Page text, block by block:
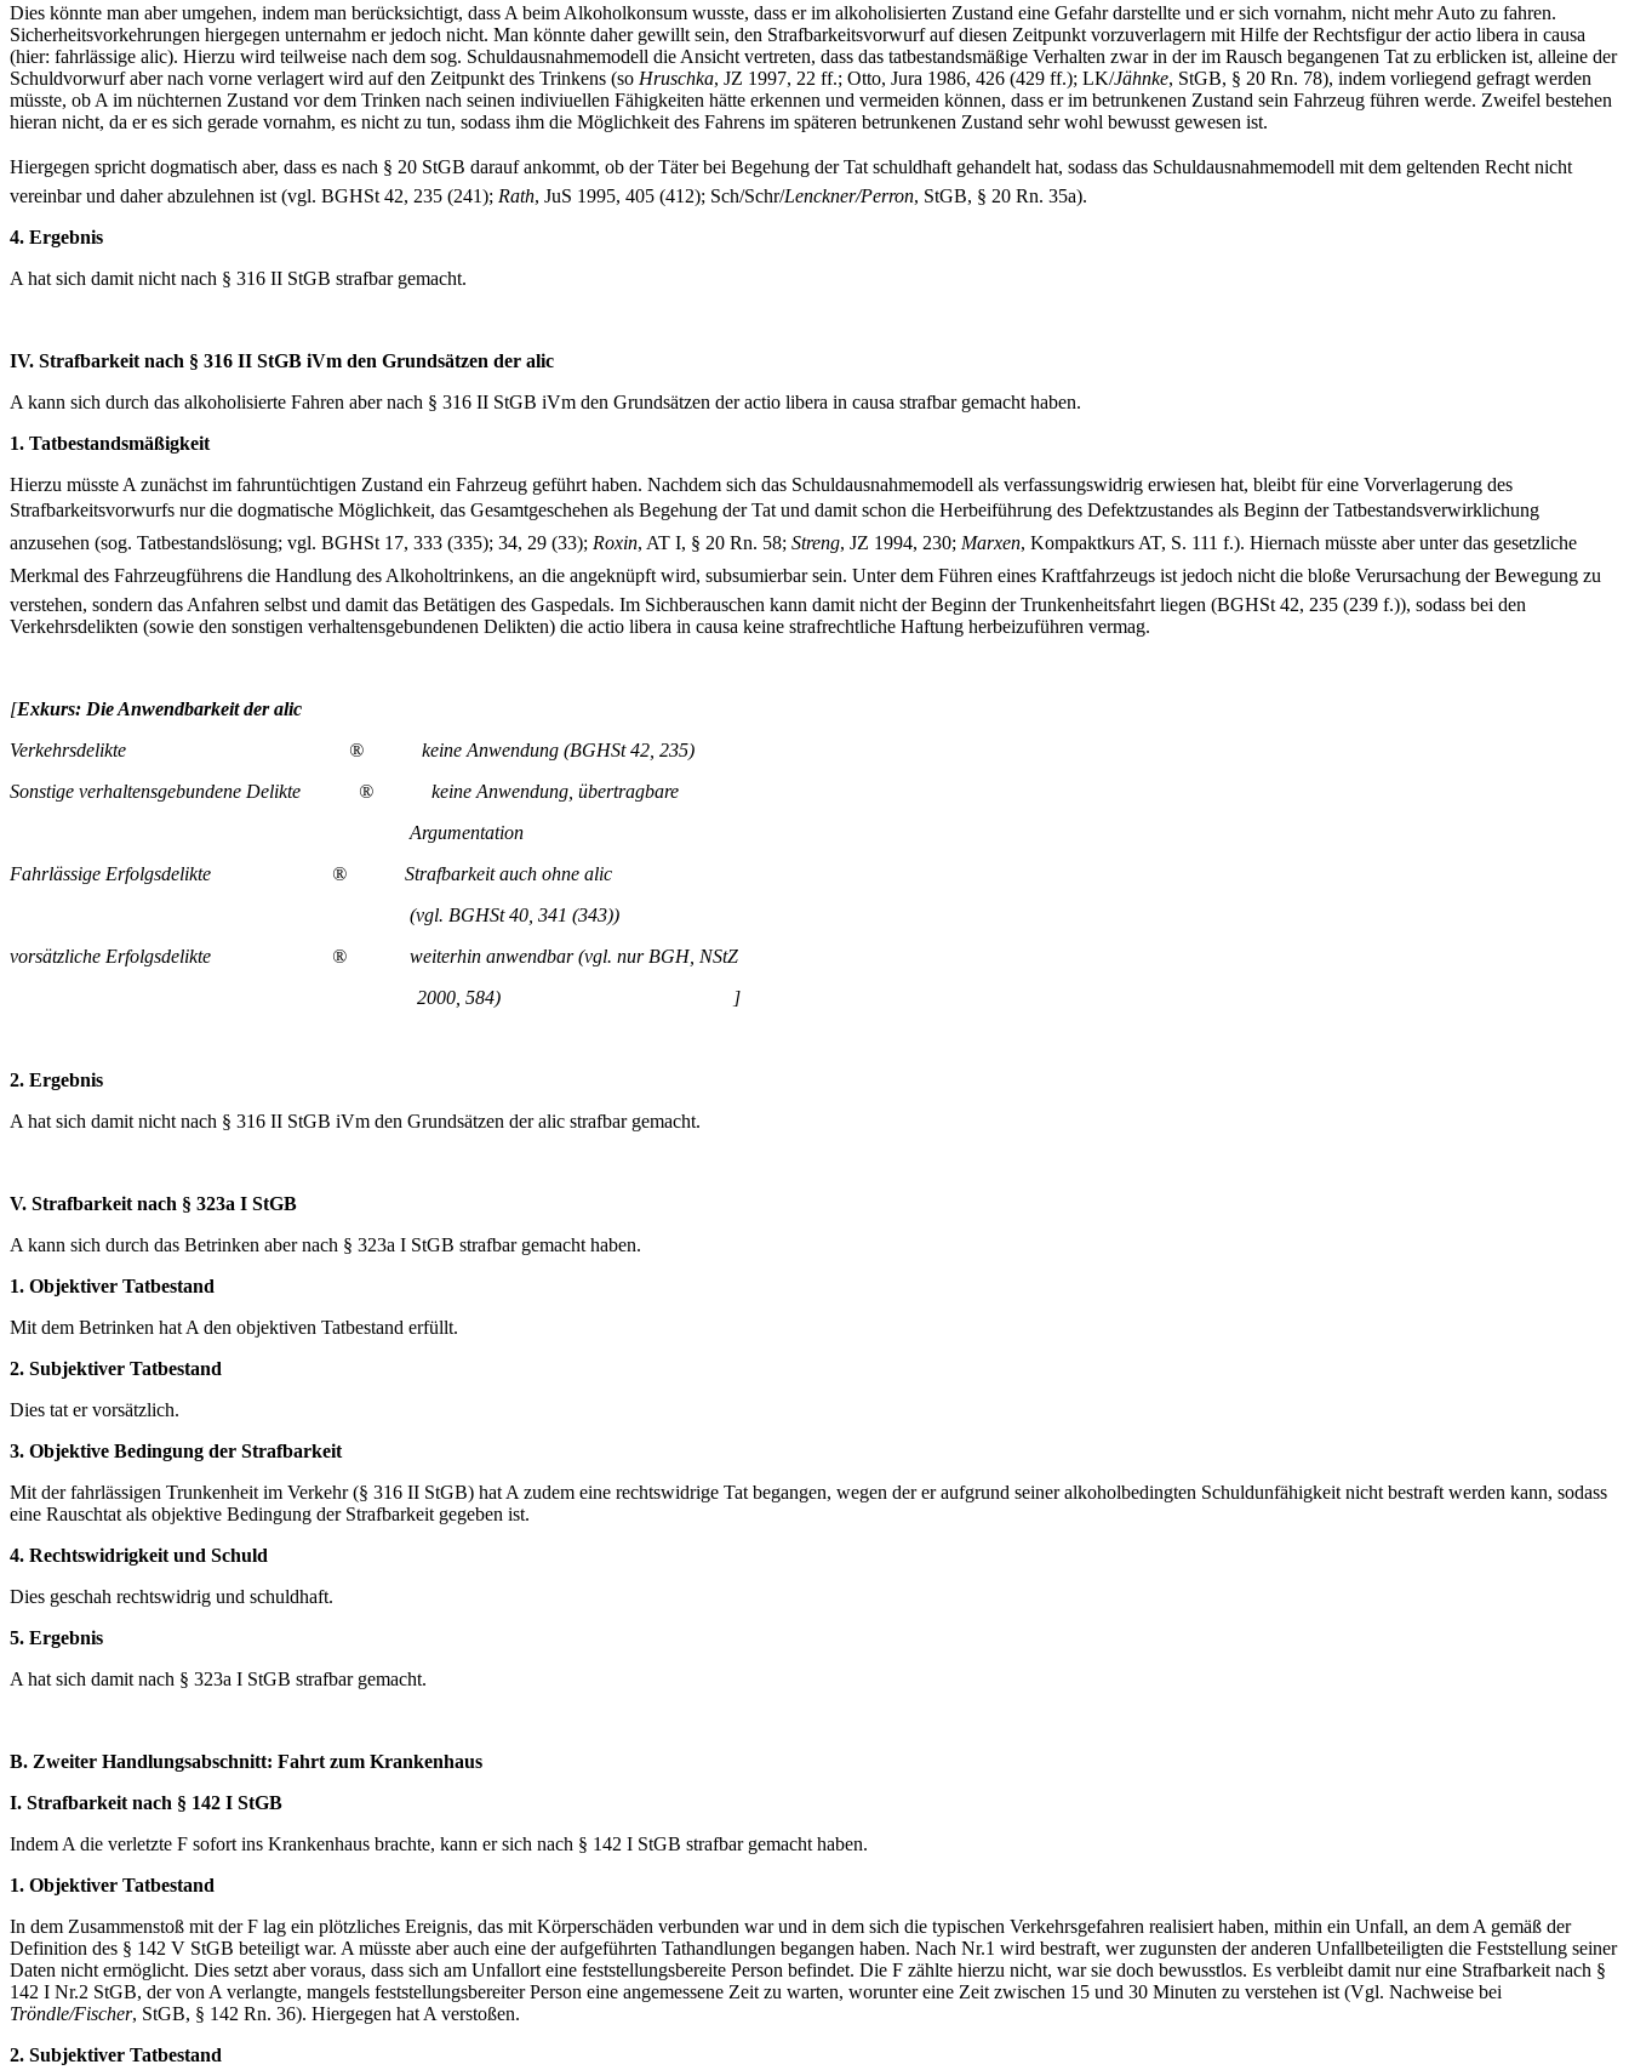
Dies könnte man aber umgehen, indem man berücksichtigt, dass A beim Alkoholkonsum wusste, dass er im alkoholisierten Zustand eine Gefahr darstellte und er sich vornahm, nicht mehr Auto zu fahren.
Sicherheitsvorkehrungen hiergegen unternahm er jedoch nicht. Man könnte daher gewillt sein, den Strafbarkeitsvorwurf auf diesen Zeitpunkt vorzuverlagern mit Hilfe der Rechtsfigur der actio libera in causa
(hier: fahrlässige alic). Hierzu wird teilweise nach dem sog. Schuldausnahmemodell die Ansicht vertreten, dass das tatbestandsmäßige Verhalten zwar in der im Rausch begangenen Tat zu erblicken ist, alleine der
Schuldvorwurf aber nach vorne verlagert wird auf den Zeitpunkt des Trinkens (so Hruschka, JZ 1997, 22 ff.; Otto, Jura 1986, 426 (429 ff.); LK/Jähnke, StGB, § 20 Rn. 78), indem vorliegend gefragt werden
müsste, ob A im nüchternen Zustand vor dem Trinken nach seinen indiviuellen Fähigkeiten hätte erkennen und vermeiden können, dass er im betrunkenen Zustand sein Fahrzeug führen werde. Zweifel bestehen
hieran nicht, da er es sich gerade vornahm, es nicht zu tun, sodass ihm die Möglichkeit des Fahrens im späteren betrunkenen Zustand sehr wohl bewusst gewesen ist.
Hiergegen spricht dogmatisch aber, dass es nach § 20 StGB darauf ankommt, ob der Täter bei Begehung der Tat schuldhaft gehandelt hat, sodass das Schuldausnahmemodell mit dem geltenden Recht nicht
vereinbar und daher abzulehnen ist (vgl. BGHSt 42, 235 (241); Rath, JuS 1995, 405 (412); Sch/Schr/Lenckner/Perron, StGB, § 20 Rn. 35a).
4. Ergebnis
A hat sich damit nicht nach § 316 II StGB strafbar gemacht.
IV. Strafbarkeit nach § 316 II StGB iVm den Grundsätzen der alic
A kann sich durch das alkoholisierte Fahren aber nach § 316 II StGB iVm den Grundsätzen der actio libera in causa strafbar gemacht haben.
1. Tatbestandsmäßigkeit
Hierzu müsste A zunächst im fahruntüchtigen Zustand ein Fahrzeug geführt haben. Nachdem sich das Schuldausnahmemodell als verfassungswidrig erwiesen hat, bleibt für eine Vorverlagerung des
Strafbarkeitsvorwurfs nur die dogmatische Möglichkeit, das Gesamtgeschehen als Begehung der Tat und damit schon die Herbeiführung des Defektzustandes als Beginn der Tatbestandsverwirklichung
anzusehen (sog. Tatbestandslösung; vgl. BGHSt 17, 333 (335); 34, 29 (33); Roxin, AT I, § 20 Rn. 58; Streng, JZ 1994, 230; Marxen, Kompaktkurs AT, S. 111 f.). Hiernach müsste aber unter das gesetzliche
Merkmal des Fahrzeugführens die Handlung des Alkoholtrinkens, an die angeknüpft wird, subsumierbar sein. Unter dem Führen eines Kraftfahrzeugs ist jedoch nicht die bloße Verursachung der Bewegung zu
verstehen, sondern das Anfahren selbst und damit das Betätigen des Gaspedals. Im Sichberauschen kann damit nicht der Beginn der Trunkenheitsfahrt liegen (BGHSt 42, 235 (239 f.)), sodass bei den
Verkehrsdelikten (sowie den sonstigen verhaltensgebundenen Delikten) die actio libera in causa keine strafrechtliche Haftung herbeizuführen vermag.
[Exkurs: Die Anwendbarkeit der alic
Verkehrsdelikte
®
keine Anwendung (BGHSt 42, 235)
Sonstige verhaltensgebundene Delikte
®
keine Anwendung, übertragbare
Argumentation
Fahrlässige Erfolgsdelikte
®
Strafbarkeit auch ohne alic
(vgl. BGHSt 40, 341 (343))
vorsätzliche Erfolgsdelikte
®
weiterhin anwendbar (vgl. nur BGH, NStZ
2000, 584)
]
2. Ergebnis
A hat sich damit nicht nach § 316 II StGB iVm den Grundsätzen der alic strafbar gemacht.
V. Strafbarkeit nach § 323a I StGB
A kann sich durch das Betrinken aber nach § 323a I StGB strafbar gemacht haben.
1. Objektiver Tatbestand
Mit dem Betrinken hat A den objektiven Tatbestand erfüllt.
2. Subjektiver Tatbestand
Dies tat er vorsätzlich.
3. Objektive Bedingung der Strafbarkeit
Mit der fahrlässigen Trunkenheit im Verkehr (§ 316 II StGB) hat A zudem eine rechtswidrige Tat begangen, wegen der er aufgrund seiner alkoholbedingten Schuldunfähigkeit nicht bestraft werden kann, sodass
eine Rauschtat als objektive Bedingung der Strafbarkeit gegeben ist.
4. Rechtswidrigkeit und Schuld
Dies geschah rechtswidrig und schuldhaft.
5. Ergebnis
A hat sich damit nach § 323a I StGB strafbar gemacht.
B. Zweiter Handlungsabschnitt: Fahrt zum Krankenhaus
I. Strafbarkeit nach § 142 I StGB
Indem A die verletzte F sofort ins Krankenhaus brachte, kann er sich nach § 142 I StGB strafbar gemacht haben.
1. Objektiver Tatbestand
In dem Zusammenstoß mit der F lag ein plötzliches Ereignis, das mit Körperschäden verbunden war und in dem sich die typischen Verkehrsgefahren realisiert haben, mithin ein Unfall, an dem A gemäß der
Definition des § 142 V StGB beteiligt war. A müsste aber auch eine der aufgeführten Tathandlungen begangen haben. Nach Nr.1 wird bestraft, wer zugunsten der anderen Unfallbeteiligten die Feststellung seiner
Daten nicht ermöglicht. Dies setzt aber voraus, dass sich am Unfallort eine feststellungsbereite Person befindet. Die F zählte hierzu nicht, war sie doch bewusstlos. Es verbleibt damit nur eine Strafbarkeit nach §
142 I Nr.2 StGB, der von A verlangte, mangels feststellungsbereiter Person eine angemessene Zeit zu warten, worunter eine Zeit zwischen 15 und 30 Minuten zu verstehen ist (Vgl. Nachweise bei
Tröndle/Fischer, StGB, § 142 Rn. 36). Hiergegen hat A verstoßen.
2. Subjektiver Tatbestand